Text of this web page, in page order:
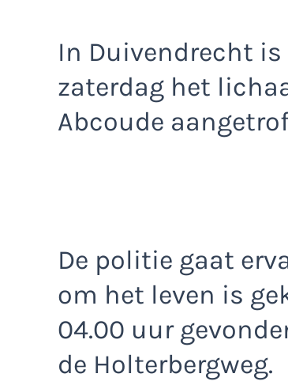
In Duivendrecht
zaterdag het
Abcoude
De politie gaat
om het leven is
04.00 uur
de Holterbergweg.